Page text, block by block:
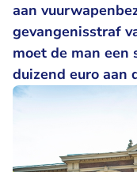
aan
gevangenisstraf
moet de man een
duizend euro aan